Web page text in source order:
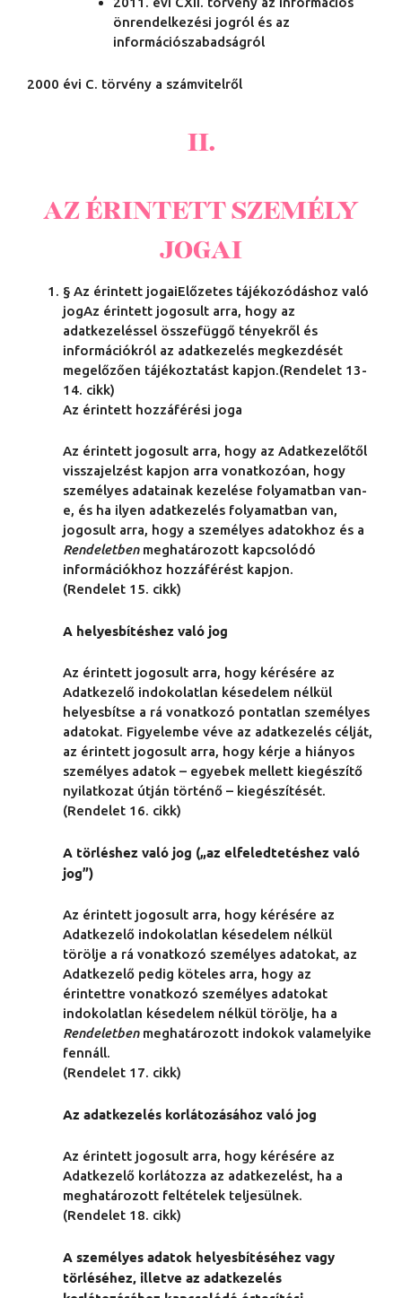
önrendelkezési jogról és az
információszabadságról
2000 évi C. törvény a számvitelről
II.
AZ ÉRINTETT SZEMÉLY
JOGAI
§ Az érintett jogaiElőzetes tájékozódáshoz való
jogAz érintett jogosult arra, hogy az
adatkezeléssel összefüggő tényekről és
információkról az adatkezelés megkezdését
megelőzően tájékoztatást kapjon.(Rendelet 13-
14. cikk)
Az érintett hozzáférési joga
Az érintett jogosult arra, hogy az Adatkezelőtől
visszajelzést kapjon arra vonatkozóan, hogy
személyes adatainak kezelése folyamatban van-
e, és ha ilyen adatkezelés folyamatban van,
jogosult arra, hogy a személyes adatokhoz és a
Rendeletben meghatározott kapcsolódó
információkhoz hozzáférést kapjon.
(Rendelet 15. cikk)
A helyesbítéshez való jog
Az érintett jogosult arra, hogy kérésére az
Adatkezelő indokolatlan késedelem nélkül
helyesbítse a rá vonatkozó pontatlan személyes
adatokat. Figyelembe véve az adatkezelés célját,
az érintett jogosult arra, hogy kérje a hiányos
személyes adatok – egyebek mellett kiegészítő
nyilatkozat útján történő – kiegészítését.
(Rendelet 16. cikk)
A törléshez való jog („az elfeledtetéshez való
jog”)
Az érintett jogosult arra, hogy kérésére az
Adatkezelő indokolatlan késedelem nélkül
törölje a rá vonatkozó személyes adatokat, az
Adatkezelő pedig köteles arra, hogy az
érintettre vonatkozó személyes adatokat
indokolatlan késedelem nélkül törölje, ha a
Rendeletben meghatározott indokok valamelyike
fennáll.
(Rendelet 17. cikk)
Az adatkezelés korlátozásához való jog
Az érintett jogosult arra, hogy kérésére az
Adatkezelő korlátozza az adatkezelést, ha a
meghatározott feltételek teljesülnek.
(Rendelet 18. cikk)
A személyes adatok helyesbítéséhez vagy
törléséhez, illetve az adatkezelés